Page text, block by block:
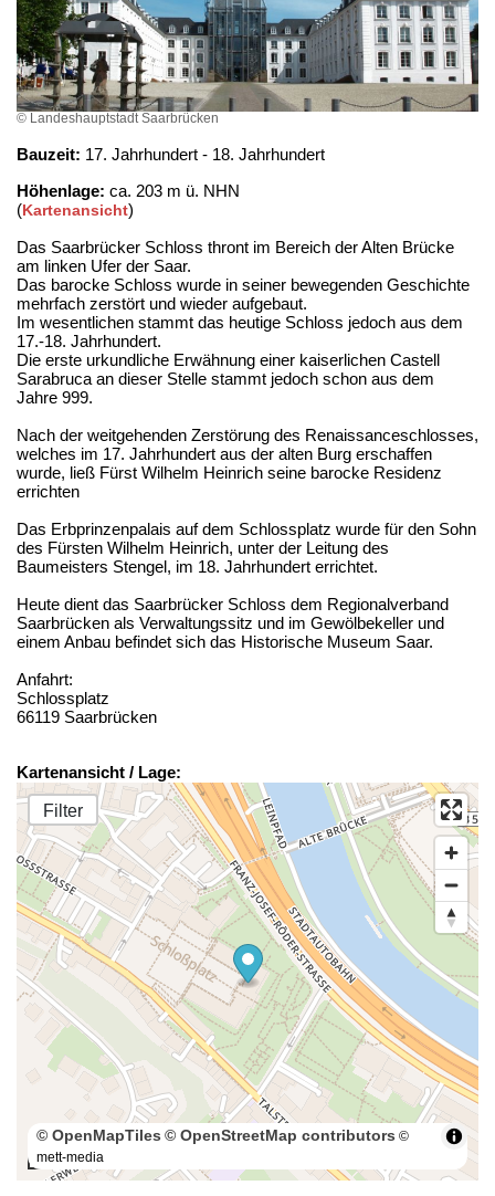
© Landeshauptstadt Saarbrücken
Bauzeit: 17. Jahrhundert - 18. Jahrhundert
Höhenlage: ca. 203 m ü. NHN
(Kartenansicht)
Das Saarbrücker Schloss thront im Bereich der Alten Brücke
am linken Ufer der Saar.
Das barocke Schloss wurde in seiner bewegenden Geschichte
mehrfach zerstört und wieder aufgebaut.
Im wesentlichen stammt das heutige Schloss jedoch aus dem
17.-18. Jahrhundert.
Die erste urkundliche Erwähnung einer kaiserlichen Castell
Sarabruca an dieser Stelle stammt jedoch schon aus dem
Jahre 999.
Nach der weitgehenden Zerstörung des Renaissanceschlosses,
welches im 17. Jahrhundert aus der alten Burg erschaffen
wurde, ließ Fürst Wilhelm Heinrich seine barocke Residenz
errichten
Das Erbprinzenpalais auf dem Schlossplatz wurde für den Sohn
des Fürsten Wilhelm Heinrich, unter der Leitung des
Baumeisters Stengel, im 18. Jahrhundert errichtet.
Heute dient das Saarbrücker Schloss dem Regionalverband
Saarbrücken als Verwaltungssitz und im Gewölbekeller und
einem Anbau befindet sich das Historische Museum Saar.
Anfahrt:
Schlossplatz
66119 Saarbrücken
Kartenansicht / Lage:
Filter
100 m
© OpenMapTiles © OpenStreetMap contributors ©
mett-media